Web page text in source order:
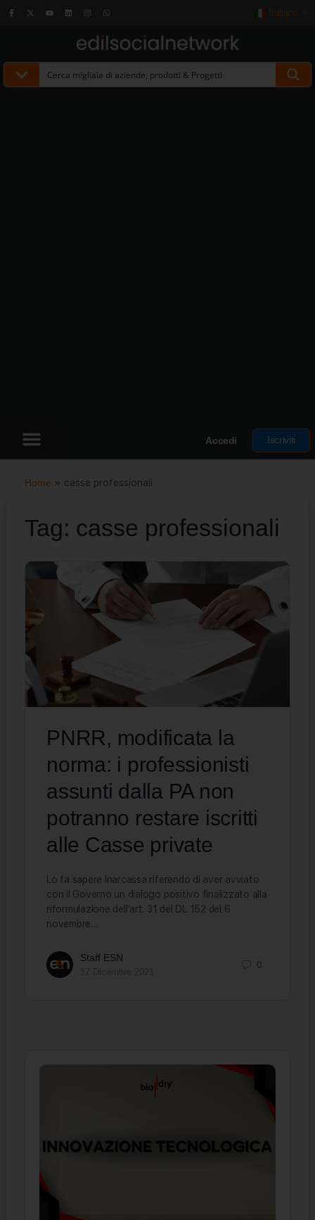
Italiano
Accedi Iscriviti
Home » casse professionali
Tag: casse professionali
PNRR, modificata la
norma: i professionisti
assunti dalla PA non
potranno restare iscritti
alle Casse private
Lo fa sapere Inarcassa riferendo di aver avviato
con il Governo un dialogo positivo finalizzato alla
riformulazione dell’art. 31 del DL 152 del 6
novembre…
Staff ESN
0